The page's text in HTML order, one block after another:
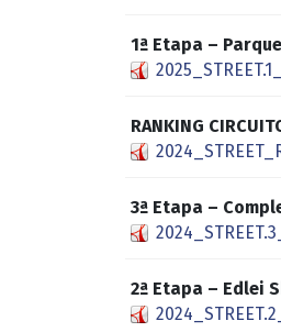
1ª Etapa –
RANKING
3ª Etapa –
2ª Etapa – Edlei